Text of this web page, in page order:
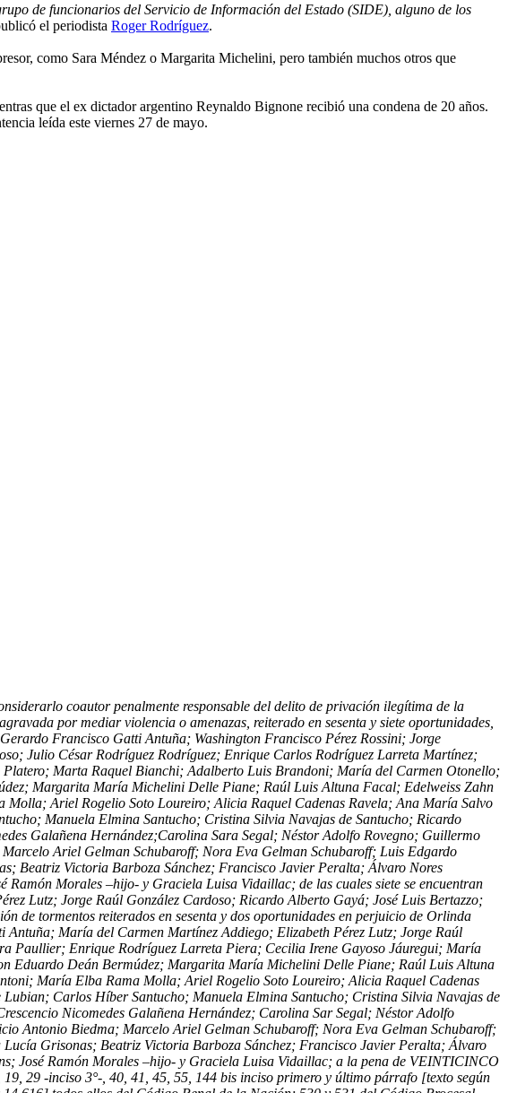
de funcionarios del Servicio de Información del Estado (SIDE), alguno de los
el periodista Roger Rodríguez.
como Sara Méndez o Margarita Michelini, pero también muchos otros que
que el ex dictador argentino Reynaldo Bignone recibió una condena de 20 años.
leída este viernes 27 de mayo.
coautor penalmente responsable del delito de privación ilegítima de la
por mediar violencia o amenazas, reiterado en sesenta y siete oportunidades,
Francisco Gatti Antuña; Washington Francisco Pérez Rossini; Jorge
Julio César Rodríguez Rodríguez; Enrique Carlos Rodríguez Larreta Martínez;
Marta Raquel Bianchi; Adalberto Luis Brandoni; María del Carmen Otonello;
Margarita María Michelini Delle Piane; Raúl Luis Altuna Facal; Edelweiss Zahn
Ariel Rogelio Soto Loureiro; Alicia Raquel Cadenas Ravela; Ana María Salvo
Manuela Elmina Santucho; Cristina Silvia Navajas de Santucho; Ricardo
Galañena Hernández;Carolina Sara Segal; Néstor Adolfo Rovegno; Guillermo
Ariel Gelman Schubaroff; Nora Eva Gelman Schubaroff; Luis Edgardo
Beatriz Victoria Barboza Sánchez; Francisco Javier Peralta; Álvaro Nores
Morales –hijo- y Graciela Luisa Vidaillac; de las cuales siete se encuentran
Lutz; Jorge Raúl González Cardoso; Ricardo Alberto Gayá; José Luis Bertazzo;
de tormentos reiterados en sesenta y dos oportunidades en perjuicio de Orlinda
María del Carmen Martínez Addiego; Elizabeth Pérez Lutz; Jorge Raúl
Paullier; Enrique Rodríguez Larreta Piera; Cecilia Irene Gayoso Jáuregui; María
Eduardo Deán Bermúdez; Margarita María Michelini Delle Piane; Raúl Luis Altuna
María Elba Rama Molla; Ariel Rogelio Soto Loureiro; Alicia Raquel Cadenas
Carlos Híber Santucho; Manuela Elmina Santucho; Cristina Silvia Navajas de
Nicomedes Galañena Hernández; Carolina Sar Segal; Néstor Adolfo
Antonio Biedma; Marcelo Ariel Gelman Schubaroff; Nora Eva Gelman Schubaroff;
Grisonas; Beatriz Victoria Barboza Sánchez; Francisco Javier Peralta; Álvaro
José Ramón Morales –hijo- y Graciela Luisa Vidaillac; a la pena de VEINTICINCO
29 -inciso 3°-, 40, 41, 45, 55, 144 bis inciso primero y último párrafo [texto según